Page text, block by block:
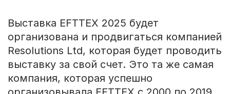
Выставка EFTTEX 2025 будет
организована и продвигаться компанией
Resolutions Ltd, которая будет проводить
выставку за свой счет. Это та же самая
компания, которая успешно